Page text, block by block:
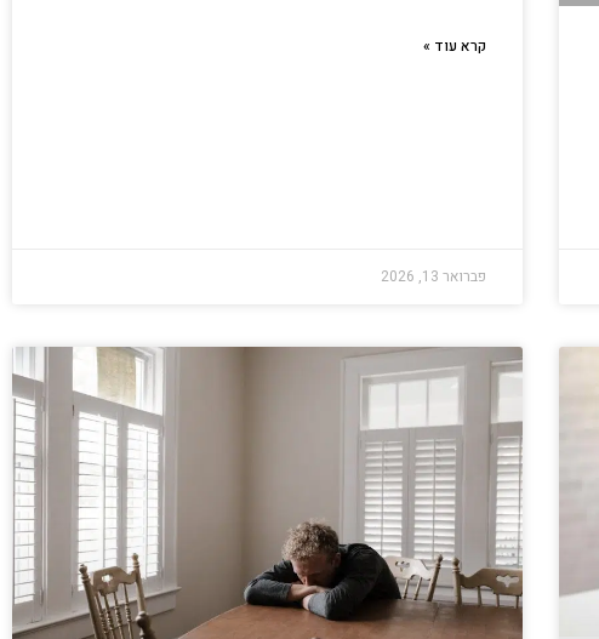
קרא עוד »
פברואר 13, 2026